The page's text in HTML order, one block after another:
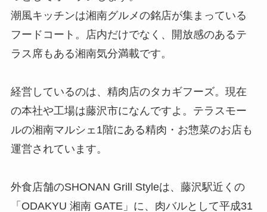
潮風キッチンは湘南グルメの銘店が集まっている
フードコート。店内だけでなく、開放感のあるテ
ラス席もある湘南気分満載です。
経営しているのは、精肉店のタカギフーズ。現在
の本社や工場は藤沢市になんですよ。テラスモー
ルの湘南マルシェ1階にある精肉・お惣菜のお店も
運営されています。
外食店舗のSHONAN Grill Styleは、藤沢駅近くの
「ODAKYU 湘南 GATE」に、肉バルとして平成31